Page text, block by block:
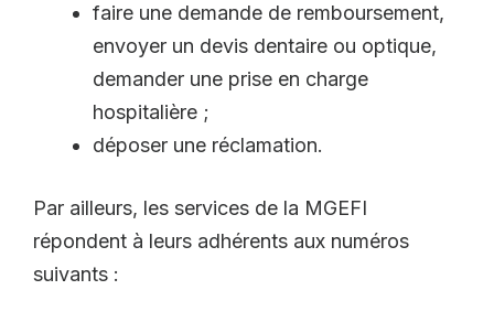
faire une demande de remboursement,
envoyer un devis dentaire ou optique,
demander une prise en charge
hospitalière ;
déposer une réclamation.
Par ailleurs, les services de la MGEFI
répondent à leurs adhérents aux numéros
suivants :